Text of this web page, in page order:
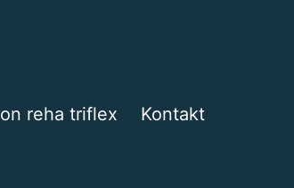
reha triflex Kontakt